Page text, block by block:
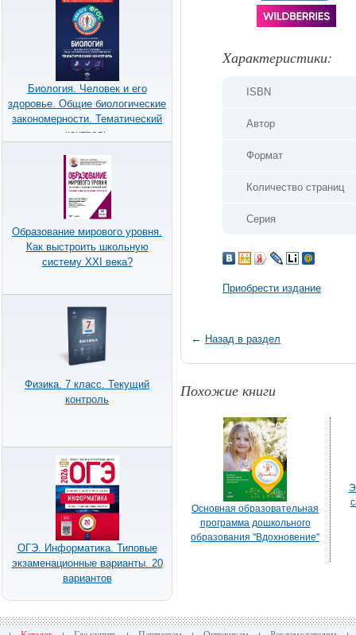
Биология. Человек и его
здоровье. Общие биологические
закономерности. Тематический
контроль
Образование мирового уровня.
Как выстроить школьную
систему XXI века?
Физика. 7 класс. Текущий
контроль
ОГЭ. Информатика. Типовые
экзаменационные варианты. 20
вариантов
Xарактеристики:
ISBN
Автор
Формат
Количество страниц
Серия
Приобрести издание
← Назад в раздел
Похожие книги
Основная образовательная
программа дошкольного
образования "Вдохновение"